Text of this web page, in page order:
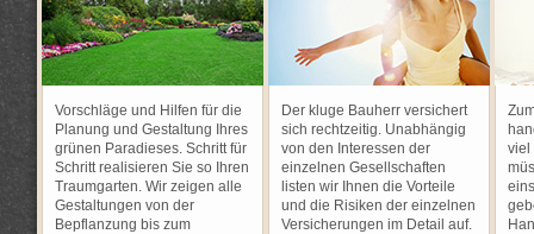
Vorschläge und Hilfen für die
Planung und Gestaltung Ihres
grünen Paradieses. Schritt für
Schritt realisieren Sie so Ihren
Traumgarten. Wir zeigen alle
Gestaltungen von der
Bepflanzung bis zum
Der kluge Bauherr versichert
sich rechtzeitig. Unabhängig
von den Interessen der
einzelnen Gesellschaften
listen wir Ihnen die Vorteile
und die Risiken der einzelnen
Versicherungen im Detail auf.
viel